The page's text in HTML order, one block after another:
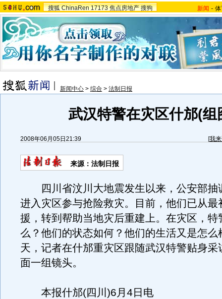
搜狐 ChinaRen 17173 焦点房地产 搜狗 新闻 -
新闻中心 > 综合 > 法制日报
武汉特警在灾区什邡(组
2008年06月05日21:39 [我
来源：法制日报
四川省汶川大地震发生以来，公安部抽
进入灾区参与抢险救灾。目前，他们已从最
援，转到帮助当地灾后重建上。在灾区，特
么？他们的状态如何？他们的生活又是怎么
天，记者在什邡重灾区跟随武汉特警贴身采
面一组镜头。
本报什邡(四川)6月4日电